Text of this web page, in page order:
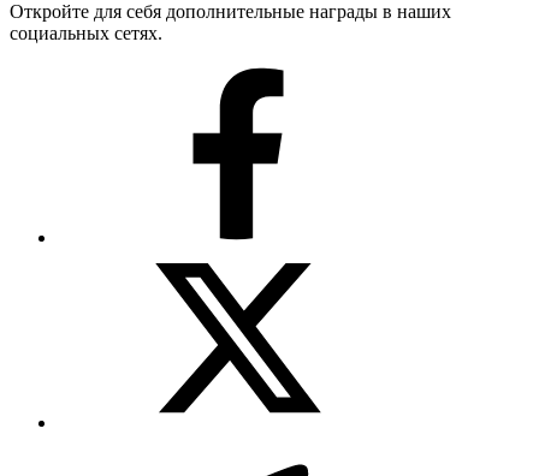
Откройте для себя дополнительные награды в наших
социальных сетях.